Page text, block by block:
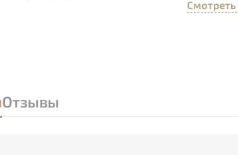
Смотреть
Отзывы